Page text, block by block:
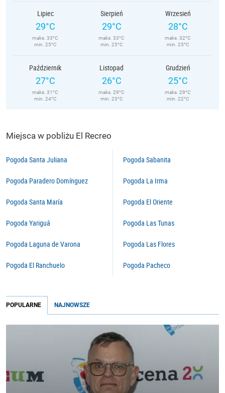
Lipiec
29°C
maks. 33°C
min. 25°C
Sierpień
29°C
maks. 33°C
min. 25°C
Wrzesień
28°C
maks. 32°C
min. 25°C
Październik
27°C
maks. 31°C
min. 24°C
Listopad
26°C
maks. 29°C
min. 23°C
Grudzień
25°C
maks. 29°C
min. 22°C
Miejsca w pobliżu El Recreo
Pogoda Santa Juliana
Pogoda Paradero Domínguez
Pogoda Santa María
Pogoda Yariguá
Pogoda Laguna de Varona
Pogoda El Ranchuelo
Pogoda Sabanita
Pogoda La Irma
Pogoda El Oriente
Pogoda Las Tunas
Pogoda Las Flores
Pogoda Pacheco
POPULARNE NAJNOWSZE